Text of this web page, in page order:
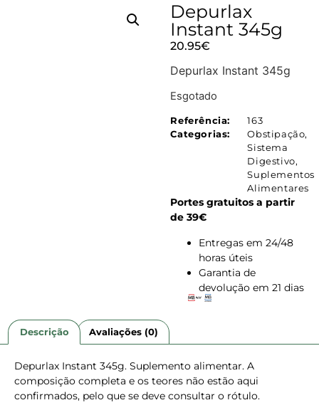
Depurlax
Instant 345g
20.95€
Depurlax Instant 345g
Esgotado
Referência:
163
Categorias:
Obstipação,
Sistema
Digestivo,
Suplementos
Alimentares
Portes gratuitos a partir
de 39€
Entregas em 24/48
horas úteis
Garantia de
devolução em 21 dias
Descrição Avaliações (0)
Depurlax Instant 345g. Suplemento alimentar. A
composição completa e os teores não estão aqui
confirmados, pelo que se deve consultar o rótulo.